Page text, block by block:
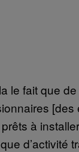
le fait que
[des
à
d’activité